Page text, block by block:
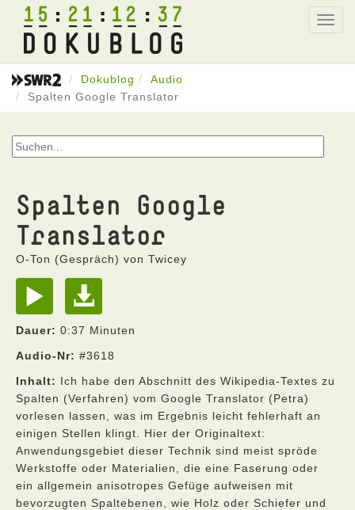
15 21 12 37
Dokublog
Audio
Spalten Google Translator
Spalten Google
Translator
O-Ton (Gespräch) von Twicey
Dauer: 0:37 Minuten
Audio-Nr: #3618
Inhalt: Ich habe den Abschnitt des Wikipedia-Textes zu
Spalten (Verfahren) vom Google Translator (Petra)
vorlesen lassen, was im Ergebnis leicht fehlerhaft an
einigen Stellen klingt. Hier der Originaltext:
Anwendungsgebiet dieser Technik sind meist spröde
Werkstoffe oder Materialien, die eine Faserung oder
ein allgemein anisotropes Gefüge aufweisen mit
bevorzugten Spaltebenen, wie Holz oder Schiefer und